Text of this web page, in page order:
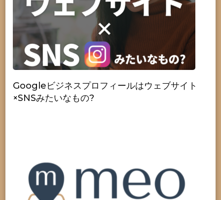
Googleビジネスプロフィールはウェブサイト
×SNSみたいなもの?